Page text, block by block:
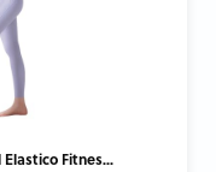
Fitnes...